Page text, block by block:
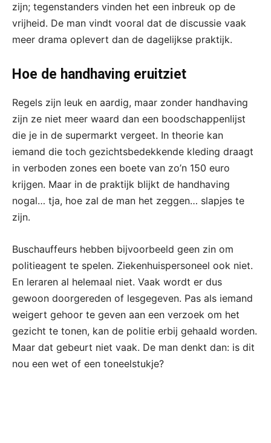
zijn; tegenstanders vinden het een inbreuk op de
vrijheid. De man vindt vooral dat de discussie vaak
meer drama oplevert dan de dagelijkse praktijk.
Hoe de handhaving eruitziet
Regels zijn leuk en aardig, maar zonder handhaving
zijn ze niet meer waard dan een boodschappenlijst
die je in de supermarkt vergeet. In theorie kan
iemand die toch gezichtsbedekkende kleding draagt
in verboden zones een boete van zo’n 150 euro
krijgen. Maar in de praktijk blijkt de handhaving
nogal… tja, hoe zal de man het zeggen… slapjes te
zijn.
Buschauffeurs hebben bijvoorbeeld geen zin om
politieagent te spelen. Ziekenhuispersoneel ook niet.
En leraren al helemaal niet. Vaak wordt er dus
gewoon doorgereden of lesgegeven. Pas als iemand
weigert gehoor te geven aan een verzoek om het
gezicht te tonen, kan de politie erbij gehaald worden.
Maar dat gebeurt niet vaak. De man denkt dan: is dit
nou een wet of een toneelstukje?